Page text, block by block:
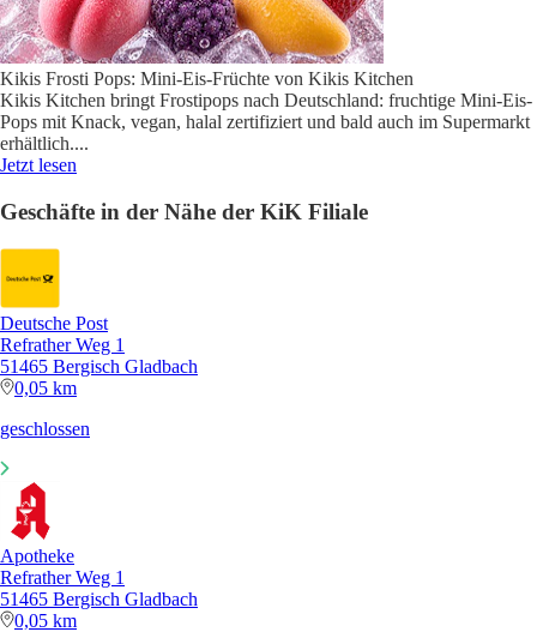
Kikis Frosti Pops: Mini-Eis-Früchte von Kikis Kitchen
Kikis Kitchen bringt Frostipops nach Deutschland: fruchtige Mini-Eis-
Pops mit Knack, vegan, halal zertifiziert und bald auch im Supermarkt
erhältlich....
Jetzt lesen
Geschäfte in der Nähe der KiK Filiale
Deutsche Post
Refrather Weg 1
51465 Bergisch Gladbach
0,05 km
geschlossen
Apotheke
Refrather Weg 1
51465 Bergisch Gladbach
0,05 km